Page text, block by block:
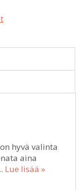
hyvä valinta
aina
Lue lisää »